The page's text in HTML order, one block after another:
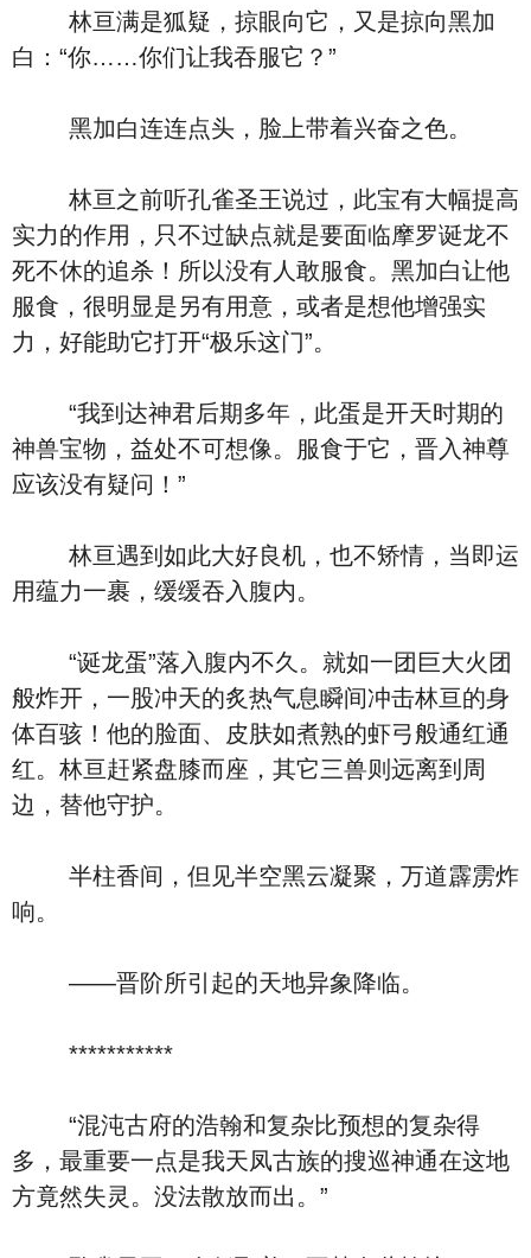
林亘满是狐疑，掠眼向它，又是掠向黑加
白：“你……你们让我吞服它？”
黑加白连连点头，脸上带着兴奋之色。
林亘之前听孔雀圣王说过，此宝有大幅提高
实力的作用，只不过缺点就是要面临摩罗诞龙不
死不休的追杀！所以没有人敢服食。黑加白让他
服食，很明显是另有用意，或者是想他增强实
力，好能助它打开“极乐这门”。
“我到达神君后期多年，此蛋是开天时期的
神兽宝物，益处不可想像。服食于它，晋入神尊
应该没有疑问！”
林亘遇到如此大好良机，也不矫情，当即运
用蕴力一裹，缓缓吞入腹内。
“诞龙蛋”落入腹内不久。就如一团巨大火团
般炸开，一股冲天的炙热气息瞬间冲击林亘的身
体百骇！他的脸面、皮肤如煮熟的虾弓般通红通
红。林亘赶紧盘膝而座，其它三兽则远离到周
边，替他守护。
半柱香间，但见半空黑云凝聚，万道霹雳炸
响。
——晋阶所引起的天地异象降临。
***********
“混沌古府的浩翰和复杂比预想的复杂得
多，最重要一点是我天凤古族的搜巡神通在这地
方竟然失灵。没法散放而出。”